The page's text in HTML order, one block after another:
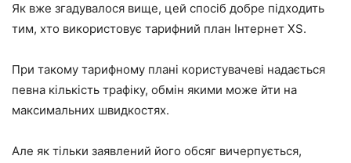
Як вже згадувалося вище, цей спосіб добре підходить
тим, хто використовує тарифний план Інтернет XS.
При такому тарифному плані користувачеві надається
певна кількість трафіку, обмін якими може йти на
максимальних швидкостях.
Але як тільки заявлений його обсяг вичерпується,